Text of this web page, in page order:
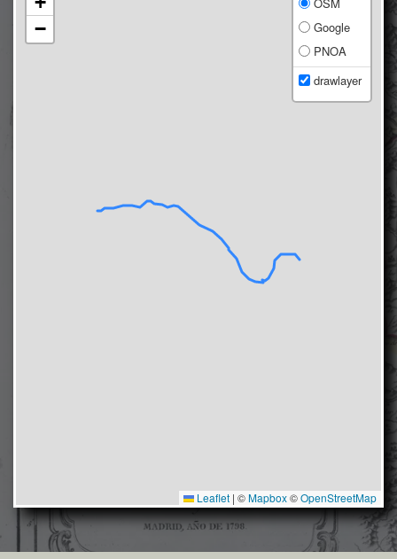
−
Google
PNOA
drawlayer
Leaflet | ©Mapbox©OpenStreetMap